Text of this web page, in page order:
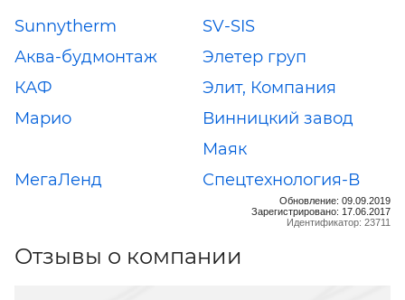
Sunnytherm
SV-SIS
Аква-будмонтаж
Элетер груп
КАФ
Элит, Компания
Марио
Винницкий завод
Маяк
МегаЛенд
Спецтехнология-В
Обновление: 09.09.2019
Зарегистрировано: 17.06.2017
Идентификатор: 23711
Отзывы о компании